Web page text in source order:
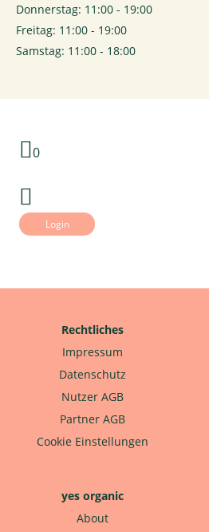
Donnerstag: 11:00 - 19:00
Freitag: 11:00 - 19:00
Samstag: 11:00 - 18:00
0
Login
Rechtliches
Impressum
Datenschutz
Nutzer AGB
Partner AGB
Cookie Einstellungen
yes organic
About